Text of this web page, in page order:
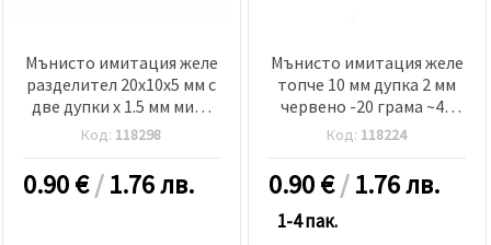
Мънисто имитация желе
разделител 20x10x5 мм с
две дупки x 1.5 мм микс
-50 грама ~ 90 броя
Код: 118298
0.90€/1.76 лв.
Мънисто имитация желе
топче 10 мм дупка 2 мм
червено -20 грама ~40
броя
Код: 118224
0.90€/1.76 лв.
1-4 пак.